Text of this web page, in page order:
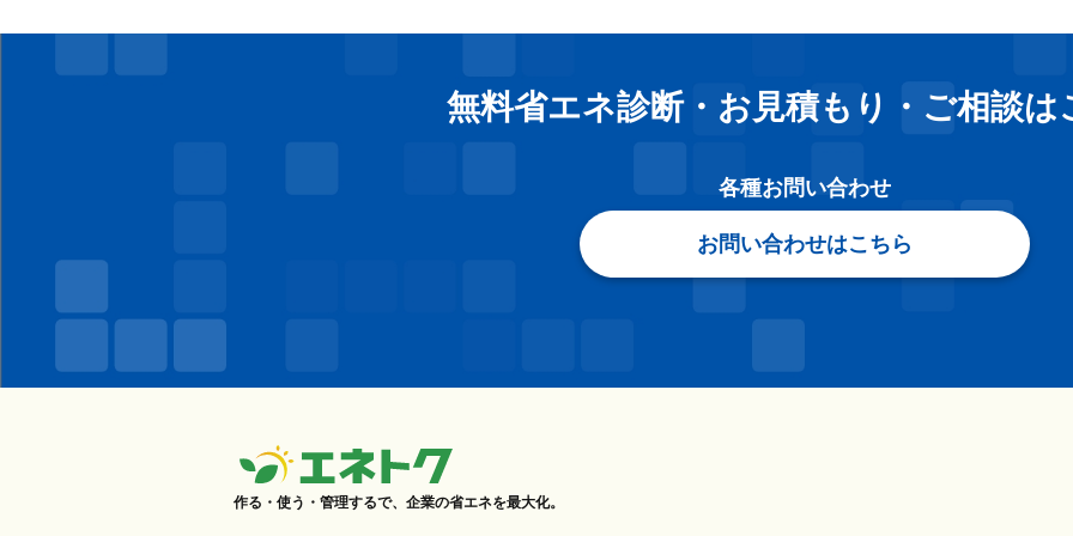
無料省エネ診断・お見積もり ・ ご相談は
各種お問い合わせ
お問い合わせはこちら
作る・使う・管理するで、企業の省エネを最大化。